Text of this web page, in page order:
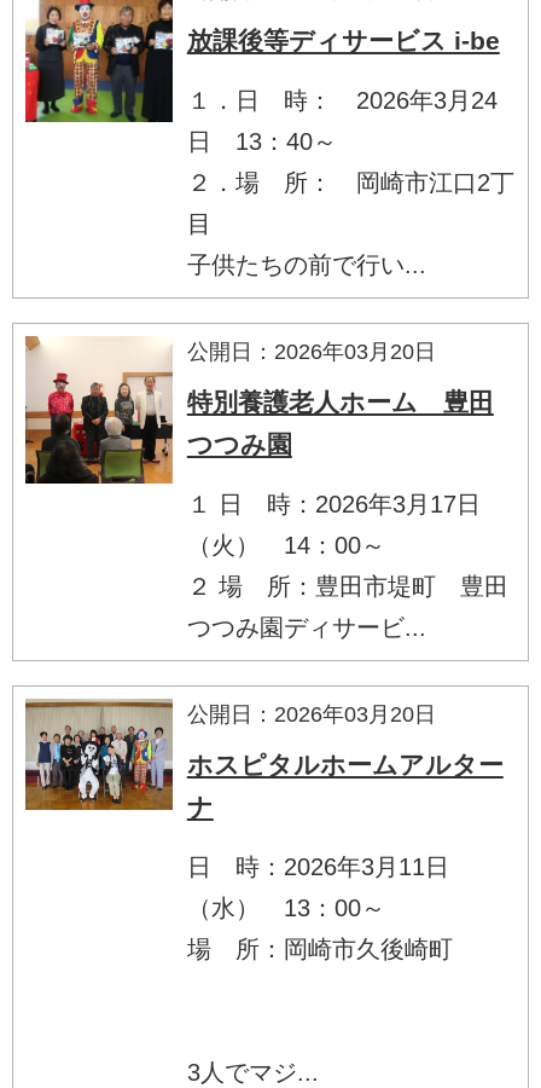
放課後等ディサービス i-be
１．日 時： 2026年3月24
日 13：40～
２．場 所： 岡崎市江口2丁
目
子供たちの前で行い...
公開日：2026年03月20日
特別養護老人ホーム 豊田
つつみ園
１ 日 時：2026年3月17日
（火） 14：00～
２ 場 所：豊田市堤町 豊田
つつみ園ディサービ...
公開日：2026年03月20日
ホスピタルホームアルター
ナ
日 時：2026年3月11日
（水） 13：00～
場 所：岡崎市久後崎町
3人でマジ...